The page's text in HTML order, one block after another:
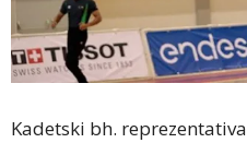
Kadetski bh.